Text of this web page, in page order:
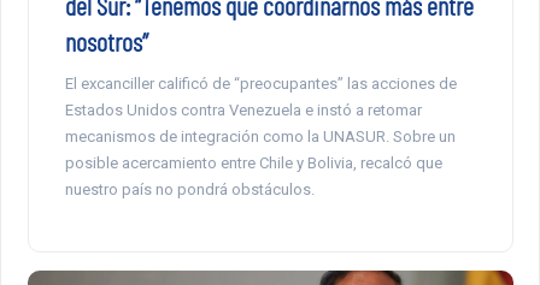
nosotros”
El excanciller calificó de “preocupantes” las acciones de
Estados Unidos contra Venezuela e instó a retomar
mecanismos de integración como la UNASUR. Sobre un
posible acercamiento entre Chile y Bolivia, recalcó que
nuestro país no pondrá obstáculos.